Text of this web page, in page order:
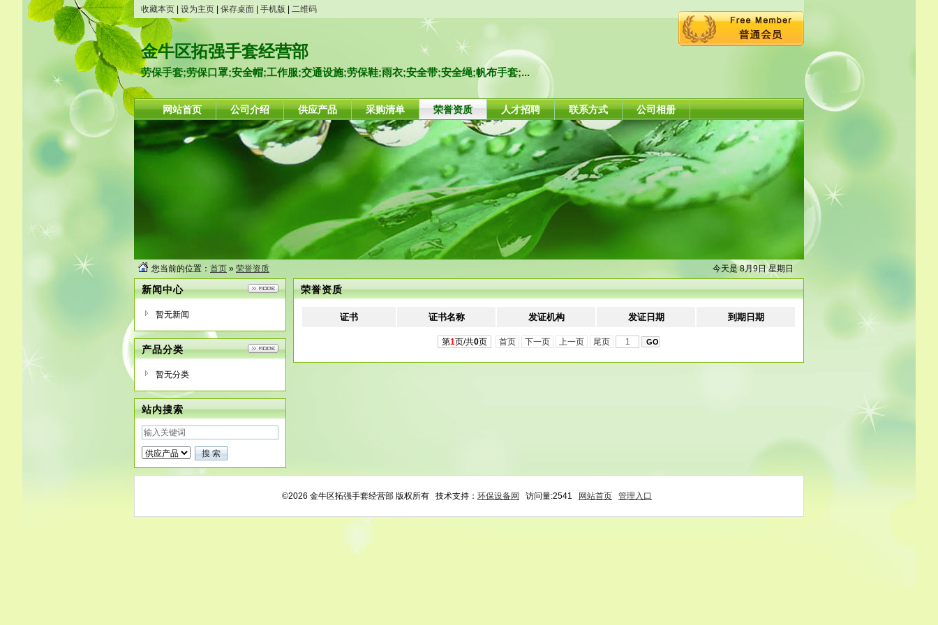
收藏本页 设为主页 保存桌面 手机版 二维码
金牛区拓强手套经营部
劳保手套;劳保口罩;安全帽;工作服;交通设施;劳保鞋;雨衣;安全带;安全绳;帆布手套;...
网站首页 公司介绍 供应产品 采购清单 荣誉资质 人才招聘 联系方式 公司相册
今天是 8月9日 星期日
您当前的位置： 首页 » 荣誉资质
新闻中心
暂无新闻
产品分类
暂无分类
站内搜索
荣誉资质
证书 证书名称 发证机构 发证日期 到期日期
第1页/共0页 首页 下一页 上一页 尾页
©2026 金牛区拓强手套经营部 版权所有 技术支持： 环保设备网 访问量:2541 网站首页 管理入口